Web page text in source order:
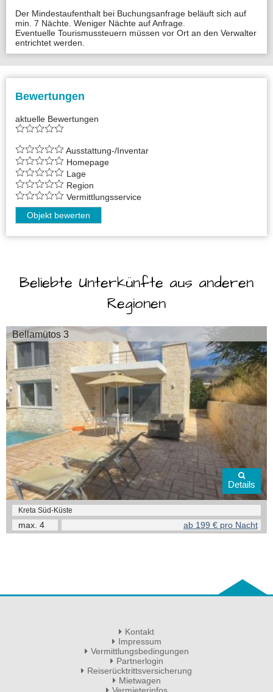
Der Mindestaufenthalt bei Buchungsanfrage beläuft sich auf
min. 7 Nächte. Weniger Nächte auf Anfrage.
Eventuelle Tourismussteuern müssen vor Ort an den Verwalter
entrichtet werden.
Bewertungen
aktuelle Bewertungen
Ausstattung-/Inventar
Homepage
Lage
Region
Vermittlungsservice
Objekt bewerten
Beliebte Unterkünfte aus anderen
Regionen
Bellamütos 3
Kreta Süd-Küste
max. 4 ab 199 € pro Nacht
Details
Kontakt
Impressum
Vermittlungsbedingungen
Partnerlogin
Reiserücktrittsversicherung
Mietwagen